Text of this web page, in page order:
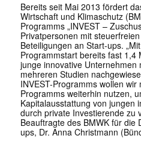
Bereits seit Mai 2013 fördert
Wirtschaft und Klimaschutz
Programms „INVEST –
Privatpersonen mit
Beteiligungen an Start-ups.
Programmstart bereits fast 1,4
junge innovative Unternehmen
mehreren Studien
INVEST-Programms wollen
Programms weiterhin nutzen,
Kapitalausstattung von jungen
durch private Investierende zu
Beauftragte des BMWK für die
ups, Dr. Anna Christmann